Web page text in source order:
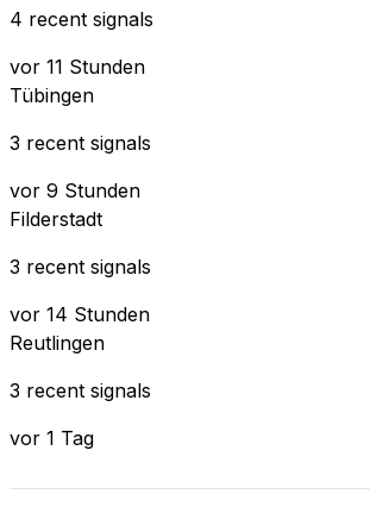
4 recent signals
vor 11 Stunden
Tübingen
3 recent signals
vor 9 Stunden
Filderstadt
3 recent signals
vor 14 Stunden
Reutlingen
3 recent signals
vor 1 Tag